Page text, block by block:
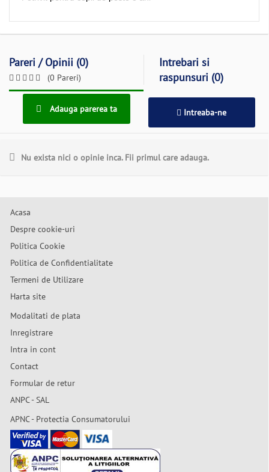
Pareri / Opinii (0)
(0 Pareri)
Intrebari si
raspunsuri (0)
Adauga parerea ta Intreaba-ne
Nu exista nici o opinie inca. Fii primul care adauga.
Acasa
Despre cookie-uri
Politica Cookie
Politica de Confidentialitate
Termeni de Utilizare
Harta site
Modalitati de plata
Inregistrare
Intra in cont
Contact
Formular de retur
ANPC - SAL
APNC - Protectia Consumatorului